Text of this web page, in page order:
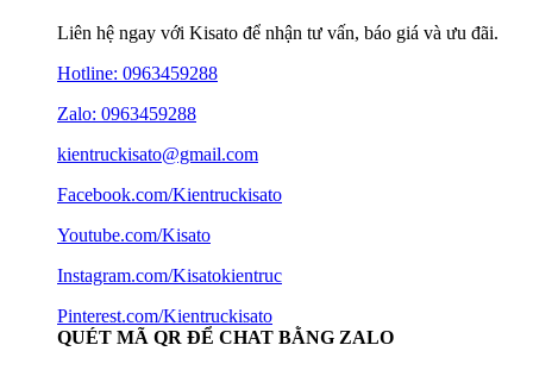
Liên hệ ngay với Kisato để nhận tư vấn, báo giá và ưu đãi.
Hotline: 0963459288
Zalo: 0963459288
kientruckisato@gmail.com
Facebook.com/Kientruckisato
Youtube.com/Kisato
Instagram.com/Kisatokientruc
Pinterest.com/Kientruckisato
QUÉT MÃ QR ĐỂ CHAT BẰNG ZALO